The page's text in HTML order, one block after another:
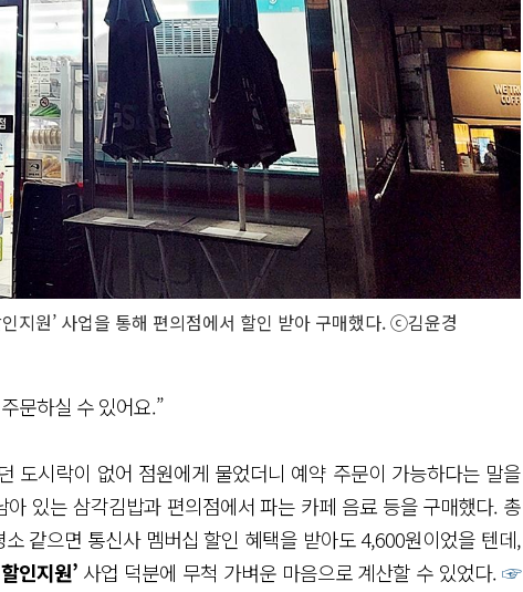
지원’ 사업을 통해 편의점에서 할인 받아 구매했다. ⓒ김윤경
문하실 수 있어요.”
도시락이 없어 점원에게 물었더니 예약 주문이 가능하다는 말을
있는 삼각김밥과 편의점에서 파는 카페 음료 등을 구매했다. 총
같으면 통신사 멤버십 할인 혜택을 받아도 4,600원이었을 텐데,
인지원’ 사업 덕분에 무척 가벼운 마음으로 계산할 수 있었다.☞